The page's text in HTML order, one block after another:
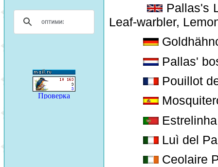
Pallas's
Leaf-warbler,
Pallas'
Pouillot
Luì del
Ceolaire